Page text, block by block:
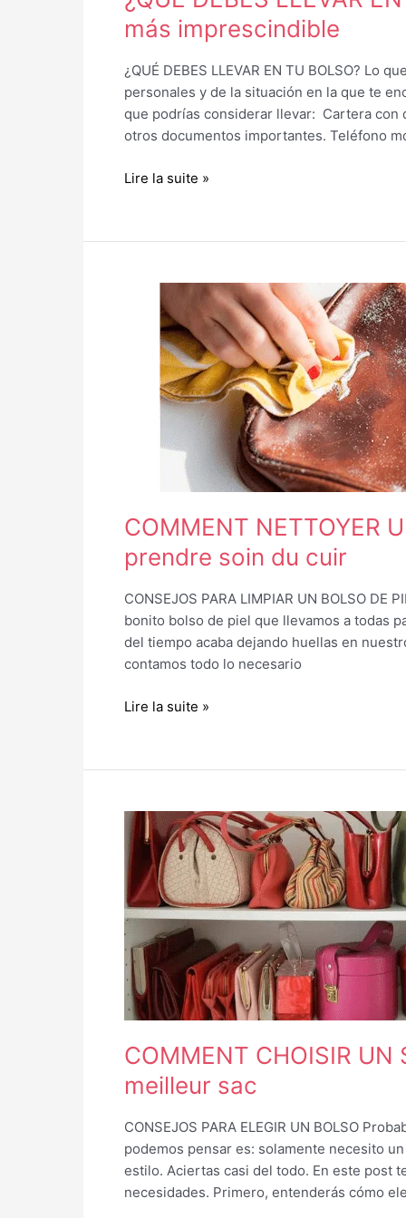
más imprescindible
¿QUÉ DEBES LLEVAR EN TU BOLSO? Lo
personales y de la situación en la que te
que podrías considerar llevar: Cartera
otros documentos importantes. Teléfono
Lire la suite »
COMMENT NETTOYER
prendre soin du cuir
CONSEJOS PARA LIMPIAR UN BOLSO DE
bonito bolso de piel que llevamos a todas
del tiempo acaba dejando huellas en
contamos todo lo necesario
COMMENT
NETTOYER
CUIR?
conseils
cuir
Lire la suite »
COMMENT CHOISIR
meilleur sac
CONSEJOS PARA ELEGIR UN BOLSO
podemos pensar es: solamente necesito
estilo. Aciertas casi del todo. En este post
necesidades. Primero, entenderás cómo
COMMENT
CHOISIR
UN
SAC?
conseils
choisir
le
meilleur
sac